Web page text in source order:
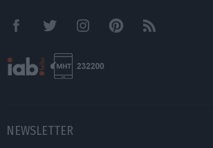
FacebookTwitter InstagramPinterestRSS feeds
NEWSLETTER